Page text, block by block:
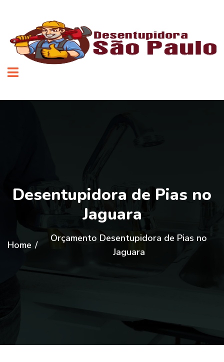
Desentupidora de Pias no
Jaguara
Home /
Orçamento Desentupidora de Pias no
Jaguara